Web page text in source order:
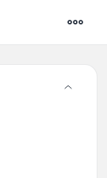
设置